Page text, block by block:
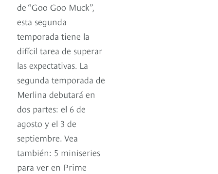
de “Goo Goo Muck”,
esta segunda
temporada tiene la
difícil tarea de superar
las expectativas. La
segunda temporada de
Merlina debutará en
dos partes: el 6 de
agosto y el 3 de
septiembre. Vea
también: 5 miniseries
para ver en Prime